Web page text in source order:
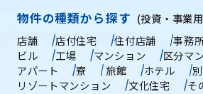
物件の種類から探す (投資・事業
店舗
店付住宅 住付店舗 事務
ビル
工場 マンション 区分マ
アパート
寮 旅館 ホテル
リゾートマンション
文化住宅 そ